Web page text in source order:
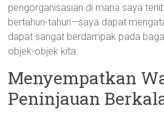
pengorganisasian di mana saya
bertahun-tahun—saya dapat
dapat sangat berdampak pada
objek-objek kita.
Menyempatkan
Peninjauan